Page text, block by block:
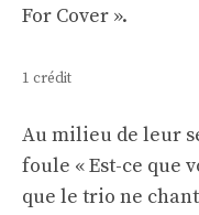
For Cover ».
1 crédit
Au milieu de leur
foule « Est-ce que
que le trio ne